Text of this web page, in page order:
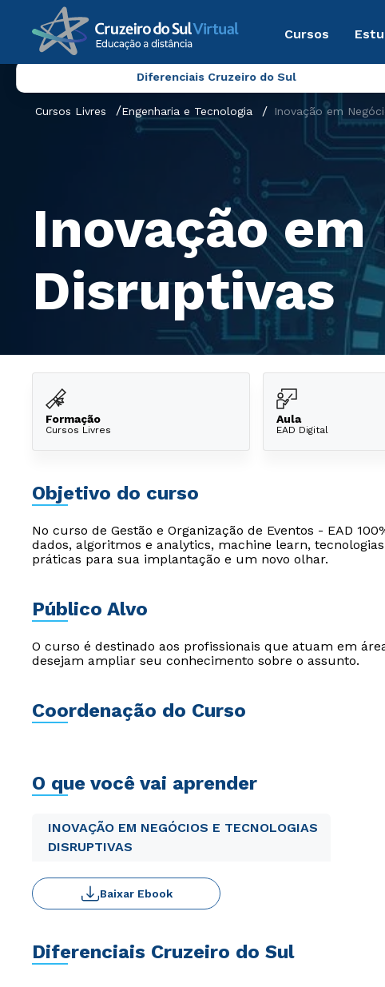
Cursos
Diferenciais Cruzeiro do Sul
Cursos Livres Engenharia e Tecnologia Inovação em
Inovação em
Disruptivas
Formação
Cursos Livres
Aula
EAD Digital
Objetivo do curso
No curso de Gestão e Organização de Eventos - EAD
dados, algoritmos e analytics, machine learn,
práticas para sua implantação e um novo olhar.
Público Alvo
O curso é destinado aos profissionais que atuam em
desejam ampliar seu conhecimento sobre o assunto.
Coordenação do Curso
O que você vai aprender
INOVAÇÃO EM NEGÓCIOS E TECNOLOGIAS
DISRUPTIVAS
Baixar Ebook
Diferenciais Cruzeiro do Sul